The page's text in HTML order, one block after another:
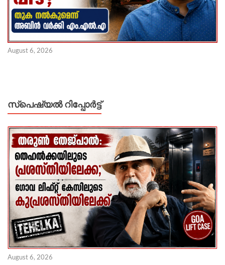
August 6, 2026
സ്പെഷ്യൽ റിപ്പോര്‍ട്ട്
August 6, 2026